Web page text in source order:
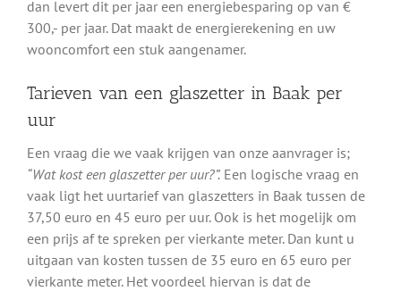
dan levert dit per jaar een energiebesparing op van €
300,- per jaar. Dat maakt de energierekening en uw
wooncomfort een stuk aangenamer.
Tarieven van een glaszetter in Baak per
uur
Een vraag die we vaak krijgen van onze aanvrager is;
“Wat kost een glaszetter per uur?”. Een logische vraag en
vaak ligt het uurtarief van glaszetters in Baak tussen de
37,50 euro en 45 euro per uur. Ook is het mogelijk om
een prijs af te spreken per vierkante meter. Dan kunt u
uitgaan van kosten tussen de 35 euro en 65 euro per
vierkante meter. Het voordeel hiervan is dat de